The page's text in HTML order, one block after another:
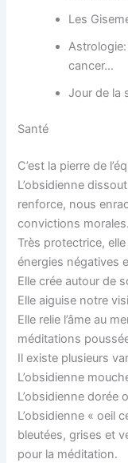
Les
cancer…
Jour de la
Santé
C’est la pierre de
L’obsidienne
renforce, nous
convictions morales.
Très protectrice,
énergies négatives
Elle crée autour de
Elle aiguise notre
Elle relie l’âme au
méditations
Il existe plusieurs
L’obsidienne
L’obsidienne dorée
L’obsidienne « oeil
bleutées, grises et
pour la méditation.